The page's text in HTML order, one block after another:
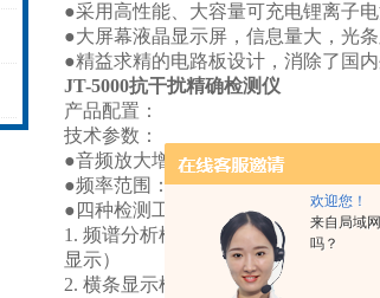
欢迎您！
来自局域
吗？
●采用高性能、大容量可充电锂离子
●大屏幕液晶显示屏，信息量大，光
●精益求精的电路板设计，消除了国
JT-5000抗干扰精确检测仪
产品配置：
技术参数：
●音频放大增益：100dB内可调
●频率范围：50～5000 Hz，覆盖全部
●四种检测工作模式：
1. 频谱分析模式（100Hz、200Hz、
显示）
2. 横条显示模式（噪声信号瞬时值显示